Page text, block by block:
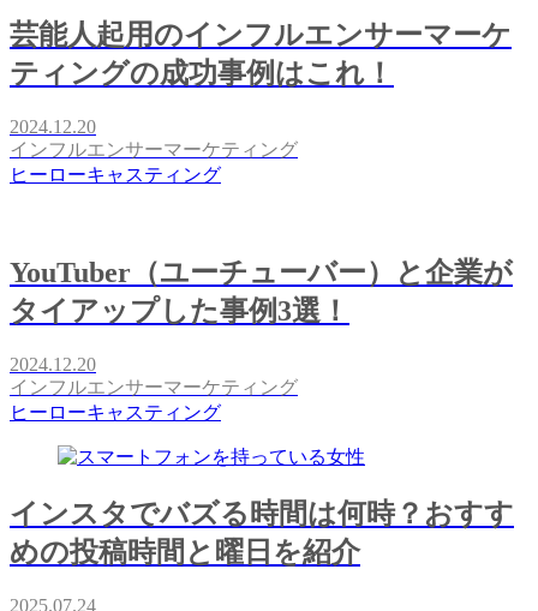
芸能人起用のインフルエンサーマーケ
ティングの成功事例はこれ！
2024.12.20
インフルエンサーマーケティング
ヒーローキャスティング
YouTuber（ユーチューバー）と企業が
タイアップした事例3選！
2024.12.20
インフルエンサーマーケティング
ヒーローキャスティング
インスタでバズる時間は何時？おすす
めの投稿時間と曜日を紹介
2025.07.24